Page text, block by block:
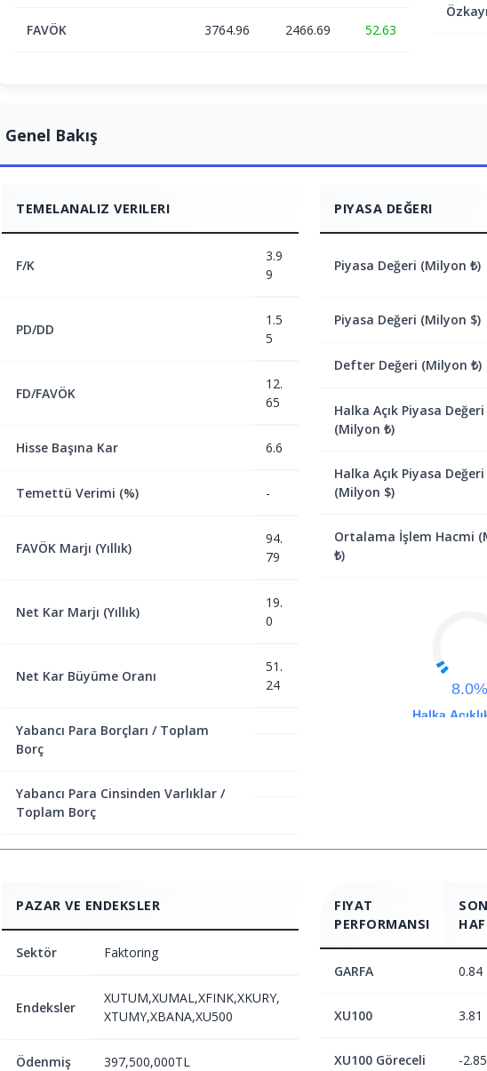
FAVÖK 3764.96 2466.69 52.63
Genel Bakış
TEMELANALIZ VERILERI
F/K
3.9
9
PD/DD
1.5
5
FD/FAVÖK
12.
65
Hisse Başına Kar 6.6
Temettü Verimi (%) -
FAVÖK Marjı (Yıllık)
94.
79
Net Kar Marjı (Yıllık)
19.
0
Net Kar Büyüme Oranı
51.
24
Yabancı Para Borçları / Toplam
Borç
Yabancı Para Cinsinden Varlıklar /
Toplam Borç
PIYASA DEĞERI
Piyasa Değeri (Milyon ₺)
Piyasa Değeri (Milyon $)
Defter Değeri (Milyon ₺)
Halka Açık Piyasa Değeri
(Milyon ₺)
Halka Açık Piyasa Değeri
(Milyon $)
Ortalama İşlem Hacmi
₺)
Halka
8.0%
PAZAR VE ENDEKSLER
Sektör Faktoring
Endeksler
XUTUM,XUMAL,XFINK,XKURY,
XTUMY,XBANA,XU500
Ödenmiş
397,500,000TL
FIYAT
PERFORMANSI
GARFA 0.84
XU100 3.81
XU100 Göreceli -2.85